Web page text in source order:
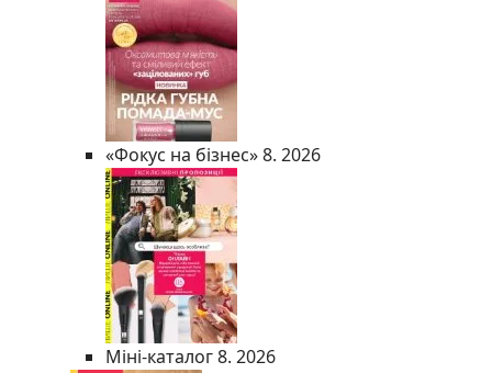
«Фокус на бізнес» 8. 2026
Міні-каталог 8. 2026